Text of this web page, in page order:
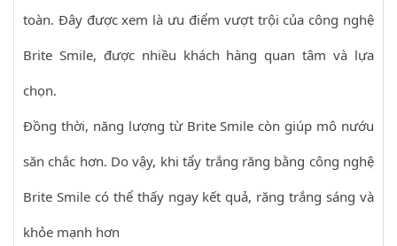
toàn. Đây được xem là ưu điểm vượt trội của công nghệ
Brite Smile, được nhiều khách hàng quan tâm và lựa
chọn.
Đồng thời, năng lượng từ Brite Smile còn giúp mô nướu
săn chắc hơn. Do vậy, khi tẩy trắng răng bằng công nghệ
Brite Smile có thể thấy ngay kết quả, răng trắng sáng và
khỏe mạnh hơn